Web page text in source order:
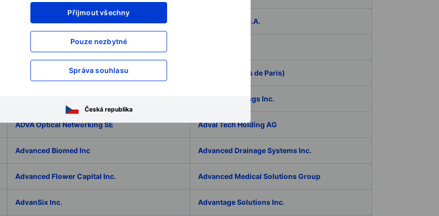
Přijmout všechny
Pouze nezbytné
Správa souhlasu
Česká republika
Adlai Nortye Limited - ADR ADLER Group S.A.
Admiral Group Plc
Adolfo Dominguez SA ADP (Aeroports de Paris)
ADTRAN Holdings Inc.
ADVA Optical Networking SE Adval Tech Holding AG
Advanced Biomed Inc Advanced Drainage Systems Inc.
Advanced Flower Capital Inc. Advanced Medical Solutions Group
AdvanSix Inc. Advantage Solutions Inc.